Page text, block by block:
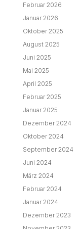
Februar 2026
Januar 2026
Oktober 2025
August 2025
Juni 2025
Mai 2025
April 2025
Februar 2025
Januar 2025
Dezember 2024
Oktober 2024
September 2024
Juni 2024
März 2024
Februar 2024
Januar 2024
Dezember 2023